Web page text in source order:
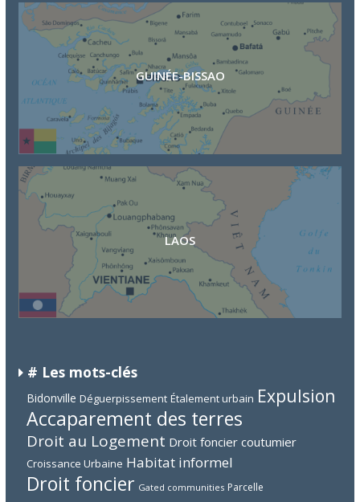
GUINÉE-BISSAO
LAOS
# Les mots-clés
Bidonville Déguerpissement Étalement urbain Expulsion
Accaparement des terres
Droit au Logement Droit foncier coutumier
Croissance Urbaine Habitat informel
Droit foncier Gated communities Parcelle